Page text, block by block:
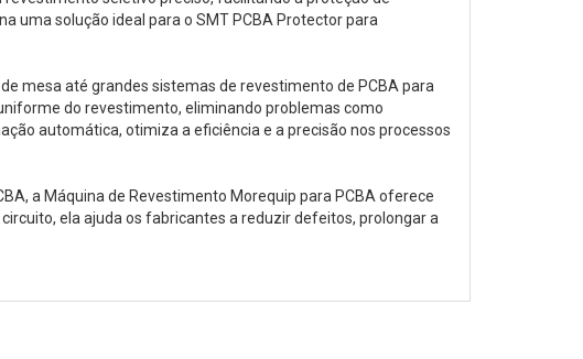
uma solução ideal para o SMT PCBA Protector para
mesa até grandes sistemas de revestimento de PCBA para
do revestimento, eliminando problemas como
automática, otimiza a eficiência e a precisão nos processos
a Máquina de Revestimento Morequip para PCBA oferece
ela ajuda os fabricantes a reduzir defeitos, prolongar a